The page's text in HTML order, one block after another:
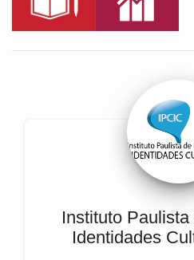
Instituto
Identidades